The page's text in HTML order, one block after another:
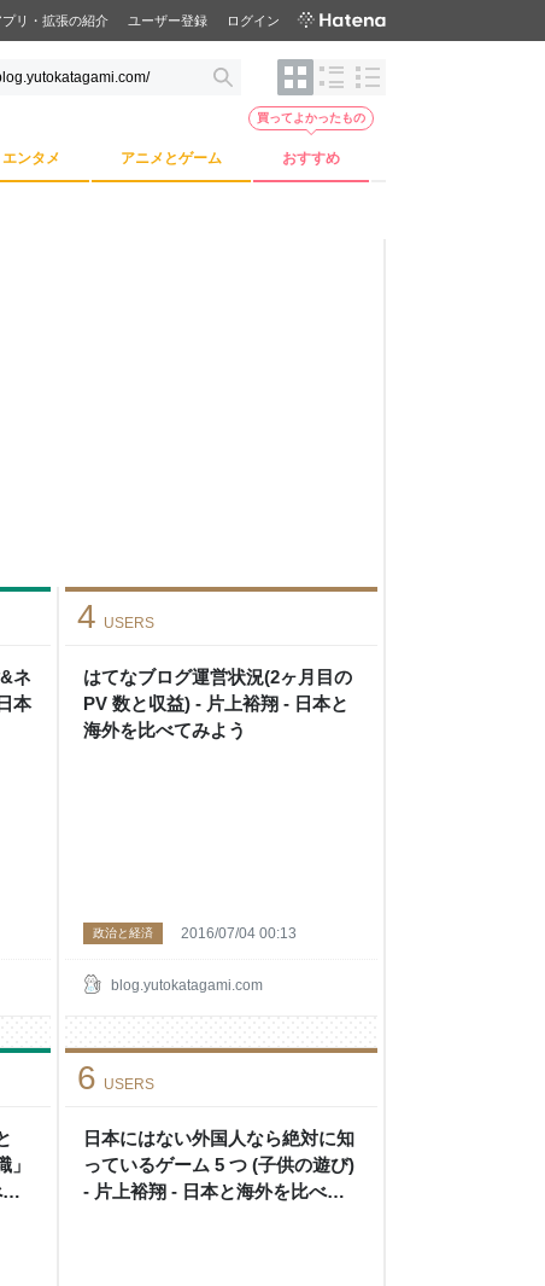
プリ・拡張の紹介 ユーザー登録 ログイン
エンタメ アニメとゲーム おすすめ
買ってよかったもの
ネ
本
はてなブログ運営状況(2ヶ月目の
PV 数と収益) - 片上裕翔 - 日本と
海外を比べてみよう
4 USERS
blog.yutokatagami.com
政治と経済 2016/07/04 00:13
」
日本にはない外国人なら絶対に知
っているゲーム 5 つ (子供の遊び)
- 片上裕翔 - 日本と海外を比べて
6 USERS